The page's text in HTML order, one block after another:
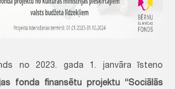
no 2023. gada 1. janvāra īsteno
fonda finansētu projektu “Sociālās